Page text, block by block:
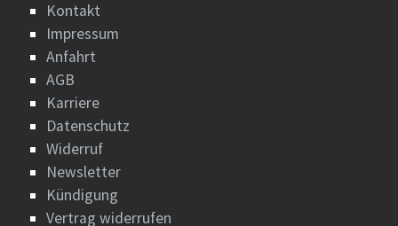
Kontakt
Impressum
Anfahrt
AGB
Karriere
Datenschutz
Widerruf
Newsletter
Kündigung
Vertrag widerrufen